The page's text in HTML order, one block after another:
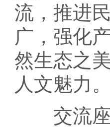
流，推进
广，强化
然生态之
人文魅力。
交流座